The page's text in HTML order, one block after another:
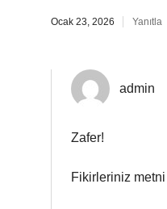
Ocak 23, 2026 Yanıtla
admin
Zafer!
Fikirleriniz metni